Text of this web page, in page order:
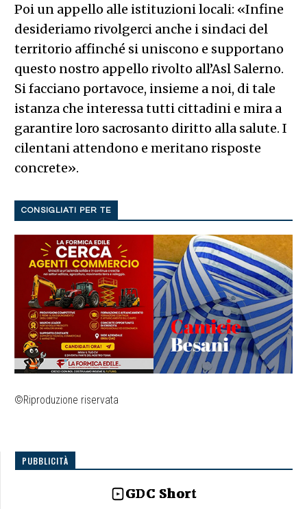
Poi un appello alle istituzioni locali: «Infine
desideriamo rivolgerci anche i sindaci del
territorio affinché si uniscono e supportano
questo nostro appello rivolto all’Asl Salerno.
Si facciano portavoce, insieme a noi, di tale
istanza che interessa tutti cittadini e mira a
garantire loro sacrosanto diritto alla salute. I
cilentani attendono e meritano risposte
concrete».
CONSIGLIATI PER TE
©Riproduzione riservata
PUBBLICITÀ
GDC Short